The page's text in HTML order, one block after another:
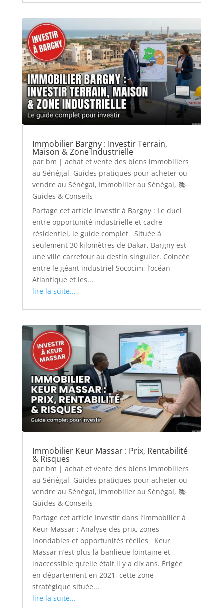
Immobilier Bargny : Investir Terrain,
Maison & Zone Industrielle
par bm | achat et vente des biens immobiliers
au Sénégal, Guides pratiques pour acheter ou
vendre au Sénégal, Immobilier au Sénégal, 📚
Guides & Conseils
Partage cet article Investir à Bargny : Le duel
entre opportunité industrielle et cadre
résidentiel, le guide complet Située à
seulement 30 kilomètres de Dakar, Bargny est
une ville carrefour au destin singulier. Coincée
entre le géant industriel Sococim, l’océan
Atlantique et les...
lire la suite...
Immobilier Keur Massar : Prix, Rentabilité
& Risques
par bm | achat et vente des biens immobiliers
au Sénégal, Guides pratiques pour acheter ou
vendre au Sénégal, Immobilier au Sénégal, 📚
Guides & Conseils
Partage cet article Investir dans l’immobilier à
Keur Massar : Analyse des prix, zones
inondables et opportunités réelles Keur
Massar n’est plus la banlieue lointaine et
inaccessible qu’elle était il y a dix ans. Érigée
en département en 2021, cette zone
stratégique située...
lire la suite...